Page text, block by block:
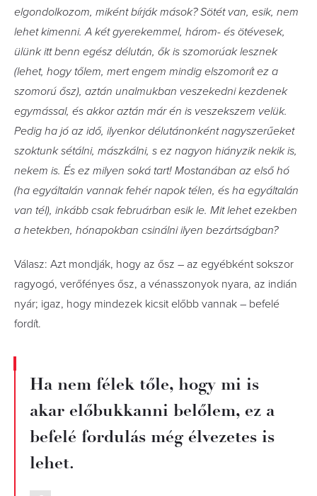
elgondolkozom, miként bírják mások? Sötét van, esik, nem
lehet kimenni. A két gyerekemmel, három- és ötévesek,
ülünk itt benn egész délután, ők is szomorúak lesznek
(lehet, hogy tőlem, mert engem mindig elszomorít ez a
szomorú ősz), aztán unalmukban veszekedni kezdenek
egymással, és akkor aztán már én is veszekszem velük.
Pedig ha jó az idő, ilyenkor délutánonként nagyszerűeket
szoktunk sétálni, mászkálni, s ez nagyon hiányzik nekik is,
nekem is. És ez milyen soká tart! Mostanában az első hó
(ha egyáltalán vannak fehér napok télen, és ha egyáltalán
van tél), inkább csak februárban esik le. Mit lehet ezekben
a hetekben, hónapokban csinálni ilyen bezártságban?
Válasz: Azt mondják, hogy az ősz – az egyébként sokszor
ragyogó, verőfényes ősz, a vénasszonyok nyara, az indián
nyár; igaz, hogy mindezek kicsit előbb vannak – befelé
fordít.
Ha nem félek tőle, hogy mi is
akar előbukkanni belőlem, ez a
befelé fordulás még élvezetes is
lehet.